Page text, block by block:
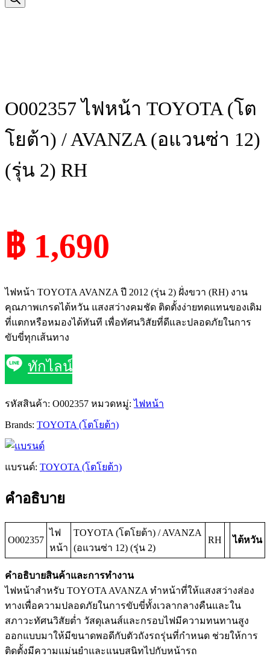
O002357 ไฟหน้า TOYOTA (โต
โยต้า) / AVANZA (อแวนซ่า 12)
(รุ่น 2) RH
฿ 1,690
ไฟหน้า TOYOTA AVANZA ปี 2012 (รุ่น 2) ฝั่งขวา (RH) งาน
คุณภาพเกรดไต้หวัน แสงสว่างคมชัด ติดตั้งง่ายทดแทนของเดิม
ที่แตกหรือหมองได้ทันที เพื่อทัศนวิสัยที่ดีและปลอดภัยในการ
ขับขี่ทุกเส้นทาง
ทักไลน์
รหัสสินค้า: O002357 หมวดหมู่:ไฟหน้า
Brands: TOYOTA (โตโยต้า)
แบรนด์: TOYOTA (โตโยต้า)
คำอธิบาย
O002357
ไฟ
หน้า
TOYOTA (โตโยต้า) / AVANZA
(อแวนซ่า 12) (รุ่น 2)
RH ไต้หวัน
คำอธิบายสินค้าและการทำงาน
ไฟหน้าสำหรับ TOYOTA AVANZA ทำหน้าที่ให้แสงสว่างส่อง
ทางเพื่อความปลอดภัยในการขับขี่ทั้งเวลากลางคืนและใน
สภาวะทัศนวิสัยต่ำ วัสดุเลนส์และกรอบไฟมีความทนทานสูง
ออกแบบมาให้มีขนาดพอดีกับตัวถังรถรุ่นที่กำหนด ช่วยให้การ
ติดตั้งมีความแม่นยำและแนบสนิทไปกับหน้ารถ